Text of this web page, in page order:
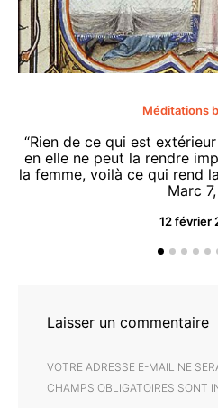
Méditations
“Rien de ce qui est
en elle ne peut la rendre
la femme, voilà ce qui rend
Marc
12 février
Laisser un commentaire
VOTRE ADRESSE E-MAIL NE
CHAMPS OBLIGATOIRES SONT